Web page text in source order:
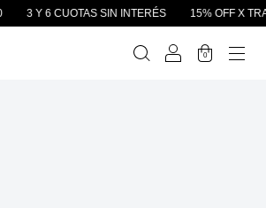
3 Y 6 CUOTAS SIN INTERÉS 15% OFF X
0